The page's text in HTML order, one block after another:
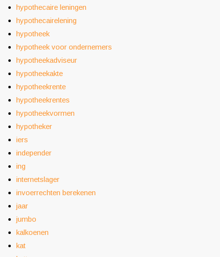
hypothecaire leningen
hypothecairelening
hypotheek
hypotheek voor ondernemers
hypotheekadviseur
hypotheekakte
hypotheekrente
hypotheekrentes
hypotheekvormen
hypotheker
iers
independer
ing
internetslager
invoerrechten berekenen
jaar
jumbo
kalkoenen
kat